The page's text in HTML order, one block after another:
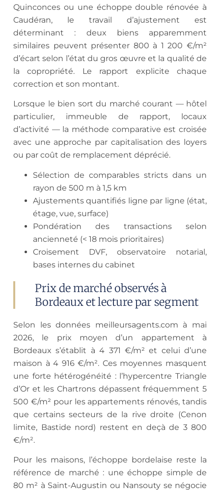
Quinconces ou une échoppe double rénovée à
Caudéran, le travail d’ajustement est
déterminant : deux biens apparemment
similaires peuvent présenter 800 à 1 200 €/m²
d’écart selon l’état du gros œuvre et la qualité de
la copropriété. Le rapport explicite chaque
correction et son montant.
Lorsque le bien sort du marché courant — hôtel
particulier, immeuble de rapport, locaux
d’activité — la méthode comparative est croisée
avec une approche par capitalisation des loyers
ou par coût de remplacement déprécié.
Sélection de comparables stricts dans un
rayon de 500 m à 1,5 km
Ajustements quantifiés ligne par ligne (état,
étage, vue, surface)
Pondération des transactions selon
ancienneté (< 18 mois prioritaires)
Croisement DVF, observatoire notarial,
bases internes du cabinet
Prix de marché observés à
Bordeaux et lecture par segment
Selon les données meilleursagents.com à mai
2026, le prix moyen d’un appartement à
Bordeaux s’établit à 4 371 €/m² et celui d’une
maison à 4 916 €/m². Ces moyennes masquent
une forte hétérogénéité : l’hypercentre Triangle
d’Or et les Chartrons dépassent fréquemment 5
500 €/m² pour les appartements rénovés, tandis
que certains secteurs de la rive droite (Cenon
limite, Bastide nord) restent en deçà de 3 800
€/m².
Pour les maisons, l’échoppe bordelaise reste la
référence de marché : une échoppe simple de
80 m² à Saint-Augustin ou Nansouty se négocie